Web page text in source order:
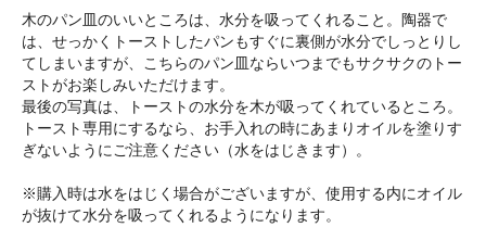
木のパン皿のいいところは、水分を吸ってくれること。陶器で
は、せっかくトーストしたパンもすぐに裏側が水分でしっとりし
てしまいますが、こちらのパン皿ならいつまでもサクサクのトー
ストがお楽しみいただけます。
最後の写真は、トーストの水分を木が吸ってくれているところ。
トースト専用にするなら、お手入れの時にあまりオイルを塗りす
ぎないようにご注意ください（水をはじきます）。
※購入時は水をはじく場合がございますが、使用する内にオイル
が抜けて水分を吸ってくれるようになります。